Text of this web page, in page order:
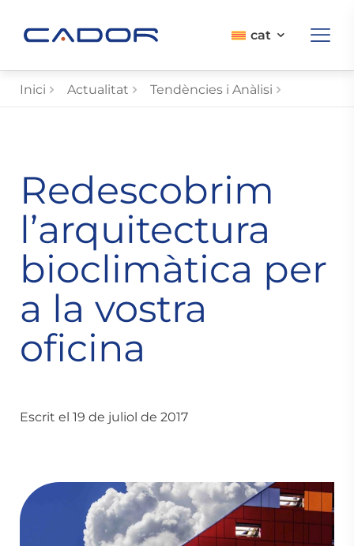
cat
Inici Actualitat Tendències i Anàlisi
Redescobrim
l’arquitectura
bioclimàtica per
a la vostra
oficina
Escrit el 19 de juliol de 2017